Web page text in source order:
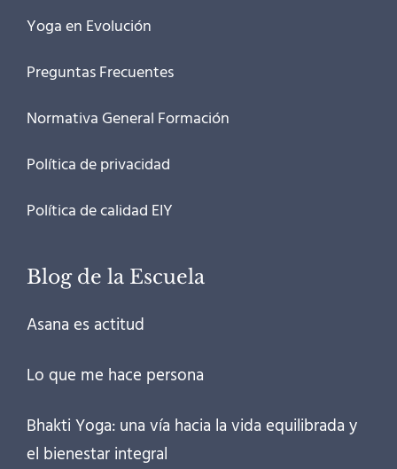
Yoga en Evolución
Preguntas Frecuentes
Normativa General Formación
Política de privacidad
Política de calidad EIY
Blog de la Escuela
Asana es actitud
Lo que me hace persona
Bhakti Yoga: una vía hacia la vida equilibrada y
el bienestar integral